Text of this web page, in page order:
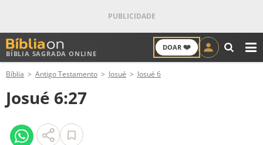
BÍBLIA SAGRADA ONLINE
DOAR ❤️
ANTIGO TESTAMENTO
NOVO TESTAMENTO
VERSÍCULOS
Bíblia Antigo Testamento Josué Josué 6
Josué 6:27